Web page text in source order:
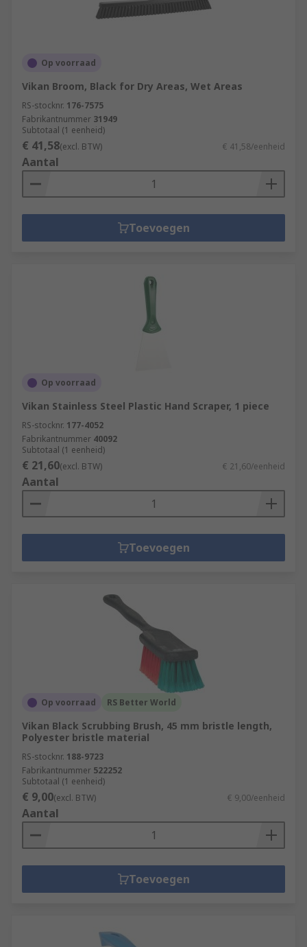
Op voorraad
Vikan Broom, Black for Dry Areas, Wet Areas
RS-stocknr. 176-7575
Fabrikantnummer 31949
Subtotaal (1 eenheid)
€ 41,58(excl. BTW) € 41,58/eenheid
Aantal
Toevoegen
Op voorraad
Vikan Stainless Steel Plastic Hand Scraper, 1 piece
RS-stocknr. 177-4052
Fabrikantnummer 40092
Subtotaal (1 eenheid)
€ 21,60(excl. BTW) € 21,60/eenheid
Aantal
Toevoegen
Op voorraad RS Better World
Vikan Black Scrubbing Brush, 45 mm bristle length,
Polyester bristle material
RS-stocknr. 188-9723
Fabrikantnummer 522252
Subtotaal (1 eenheid)
€ 9,00(excl. BTW) € 9,00/eenheid
Aantal
Toevoegen